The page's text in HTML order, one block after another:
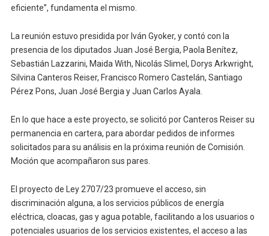
eficiente”, fundamenta el mismo.
La reunión estuvo presidida por Iván Gyoker, y contó con la
presencia de los diputados Juan José Bergia, Paola Benítez,
Sebastián Lazzarini, Maida With, Nicolás Slimel, Dorys Arkwright,
Silvina Canteros Reiser, Francisco Romero Castelán, Santiago
Pérez Pons, Juan José Bergia y Juan Carlos Ayala.
En lo que hace a este proyecto, se solicitó por Canteros Reiser su
permanencia en cartera, para abordar pedidos de informes
solicitados para su análisis en la próxima reunión de Comisión.
Moción que acompañaron sus pares.
El proyecto de Ley 2707/23 promueve el acceso, sin
discriminación alguna, a los servicios públicos de energía
eléctrica, cloacas, gas y agua potable, facilitando a los usuarios o
potenciales usuarios de los servicios existentes, el acceso a las